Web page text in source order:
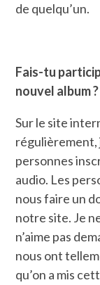
de quelqu’un.
Fais-tu
nouvel album ?
Sur le site
régulièrement,
personnes
audio. Les
nous faire un
notre site. Je
n’aime pas
nous ont
qu’on a mis